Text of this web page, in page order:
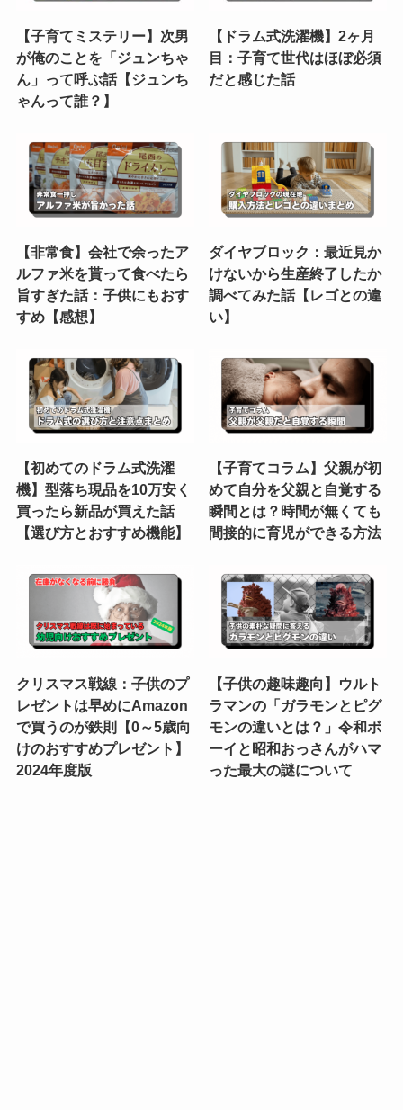
【子育てミステリー】次男
が俺のことを「ジュンちゃ
ん」って呼ぶ話【ジュンち
ゃんって誰？】
【ドラム式洗濯機】2ヶ月
目：子育て世代はほぼ必須
だと感じた話
【非常食】会社で余ったア
ルファ米を貰って食べたら
旨すぎた話：子供にもおす
すめ【感想】
ダイヤブロック：最近見か
けないから生産終了したか
調べてみた話【レゴとの違
い】
【初めてのドラム式洗濯
機】型落ち現品を10万安く
買ったら新品が買えた話
【選び方とおすすめ機能】
【子育てコラム】父親が初
めて自分を父親と自覚する
瞬間とは？時間が無くても
間接的に育児ができる方法
クリスマス戦線：子供のプ
レゼントは早めにAmazon
で買うのが鉄則【0～5歳向
けのおすすめプレゼント】
2024年度版
【子供の趣味趣向】ウルト
ラマンの「ガラモンとピグ
モンの違いとは？」令和ボ
ーイと昭和おっさんがハマ
った最大の謎について